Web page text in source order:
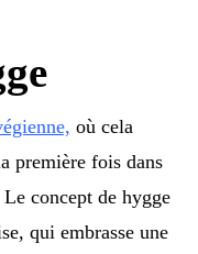
où cela
première fois dans
concept de hygge
qui embrasse une